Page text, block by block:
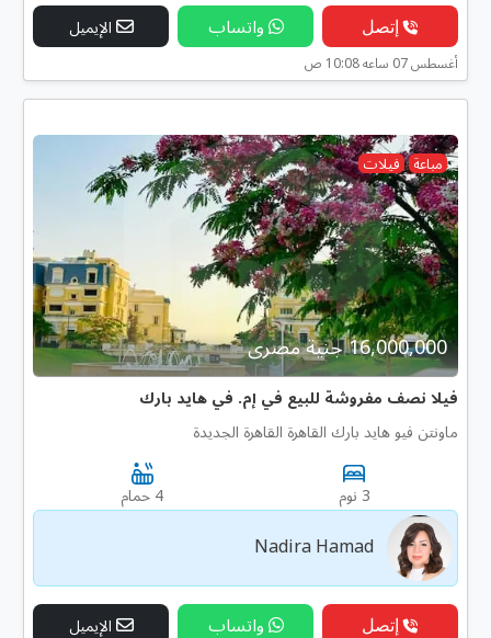
إتصل واتساب الإيميل
أغسطس 07 ساعه 10:08 ص
مباعة فيلات
16,000,000 جنية مصرى
فيلا نصف مفروشة للبيع في إم. في هايد بارك
ماونتن فيو هايد بارك القاهرة القاهرة الجديدة
3 نوم 4 حمام
Nadira Hamad
إتصل واتساب الإيميل